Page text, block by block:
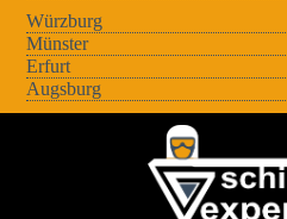
Würzburg
Münster
Erfurt
Augsburg